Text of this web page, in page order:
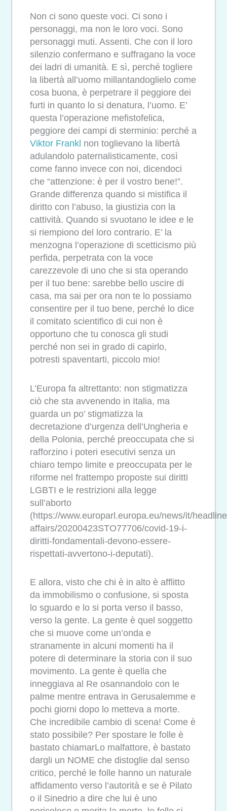
Non ci sono queste voci. Ci sono i
personaggi, ma non le loro voci. Sono
personaggi muti. Assenti. Che con il loro
silenzio confermano e suffragano la voce
dei ladri di umanità. E sì, perché togliere
la libertà all’uomo millantandoglielo come
cosa buona, è perpetrare il peggiore dei
furti in quanto lo si denatura, l’uomo. E’
questa l’operazione mefistofelica,
peggiore dei campi di sterminio: perché a
Viktor Frankl non toglievano la libertà
adulandolo paternalisticamente, così
come fanno invece con noi, dicendoci
che “attenzione: è per il vostro bene!”.
Grande differenza quando si mistifica il
diritto con l’abuso, la giustizia con la
cattività. Quando si svuotano le idee e le
si riempiono del loro contrario. E’ la
menzogna l’operazione di scetticismo più
perfida, perpetrata con la voce
carezzevole di uno che si sta operando
per il tuo bene: sarebbe bello uscire di
casa, ma sai per ora non te lo possiamo
consentire per il tuo bene, perché lo dice
il comitato scientifico di cui non è
opportuno che tu conosca gli studi
perché non sei in grado di capirlo,
potresti spaventarti, piccolo mio!
L’Europa fa altrettanto: non stigmatizza
ciò che sta avvenendo in Italia, ma
guarda un po’ stigmatizza la
decretazione d’urgenza dell’Ungheria e
della Polonia, perché preoccupata che si
rafforzino i poteri esecutivi senza un
chiaro tempo limite e preoccupata per le
riforme nel frattempo proposte sui diritti
LGBTI e le restrizioni alla legge
sull’aborto
(https://www.europarl.europa.eu/news/it/
affairs/20200423STO77706/covid-19-i-
diritti-fondamentali-devono-essere-
rispettati-avvertono-i-deputati).
E allora, visto che chi è in alto è afflitto
da immobilismo o confusione, si sposta
lo sguardo e lo si porta verso il basso,
verso la gente. La gente è quel soggetto
che si muove come un’onda e
stranamente in alcuni momenti ha il
potere di determinare la storia con il suo
movimento. La gente è quella che
inneggiava al Re osannandolo con le
palme mentre entrava in Gerusalemme e
pochi giorni dopo lo metteva a morte.
Che incredibile cambio di scena! Come è
stato possibile? Per spostare le folle è
bastato chiamarLo malfattore, è bastato
dargli un NOME che distoglie dal senso
critico, perché le folle hanno un naturale
affidamento verso l’autorità e se è Pilato
o il Sinedrio a dire che lui è uno